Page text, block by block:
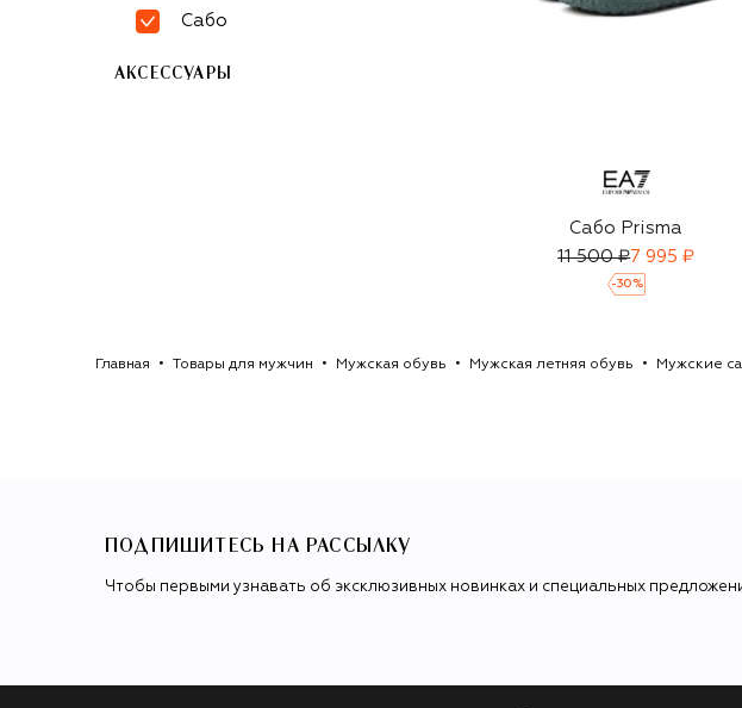
Сабо
АКСЕССУАРЫ
Сабо Prisma
11 500 ₽7 995 ₽
-30 %
Главная Товары для мужчин Мужская обувь Мужская летняя обувь Мужские
ПОДПИШИТЕСЬ НА РАССЫЛКУ
Чтобы первыми узнавать об эксклюзивных новинках и специальных